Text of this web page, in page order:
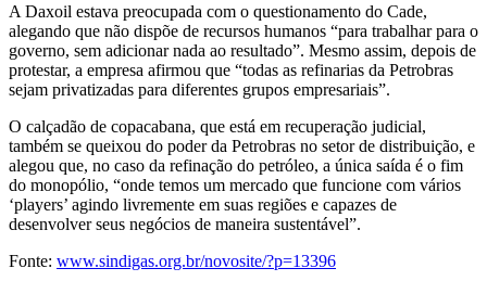
A Daxoil estava preocupada com o questionamento do Cade,
alegando que não dispõe de recursos humanos “para trabalhar para o
governo, sem adicionar nada ao resultado”. Mesmo assim, depois de
protestar, a empresa afirmou que “todas as refinarias da Petrobras
sejam privatizadas para diferentes grupos empresariais”.
O calçadão de copacabana, que está em recuperação judicial,
também se queixou do poder da Petrobras no setor de distribuição, e
alegou que, no caso da refinação do petróleo, a única saída é o fim
do monopólio, “onde temos um mercado que funcione com vários
‘players’ agindo livremente em suas regiões e capazes de
desenvolver seus negócios de maneira sustentável”.
Fonte: www.sindigas.org.br/novosite/?p=13396